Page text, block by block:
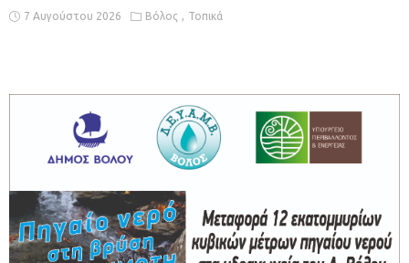
7 Αυγούστου 2026 Βόλος Τοπικά